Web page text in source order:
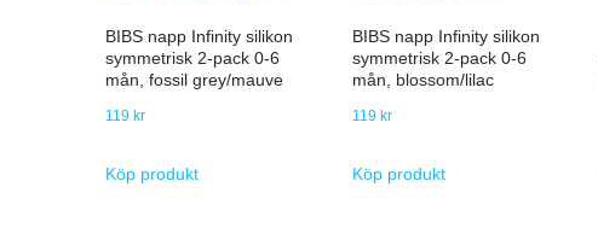
BIBS napp Infinity silikon
symmetrisk 2-pack 0-6
mån, fossil grey/mauve
119 kr
Köp produkt
BIBS napp Infinity silikon
symmetrisk 2-pack 0-6
mån, blossom/lilac
119 kr
Köp produkt